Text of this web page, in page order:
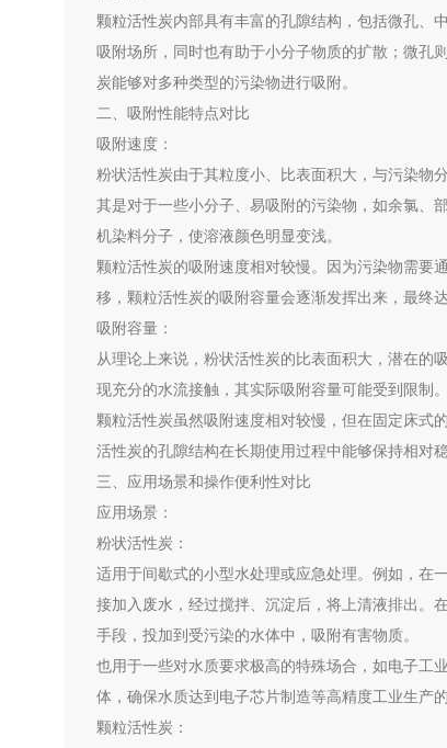
颗粒活性炭内部具有丰富的孔隙结构，包括微孔、
吸附场所，同时也有助于小分子物质的扩散；微孔
炭能够对多种类型的污染物进行吸附。
二、吸附性能特点对比
吸附速度：
粉状活性炭由于其粒度小、比表面积大，与污染物
其是对于一些小分子、易吸附的污染物，如余氯、
机染料分子，使溶液颜色明显变浅。
颗粒活性炭的吸附速度相对较慢。因为污染物需要
移，颗粒活性炭的吸附容量会逐渐发挥出来，最终
吸附容量：
从理论上来说，粉状活性炭的比表面积大，潜在的
现充分的水流接触，其实际吸附容量可能受到限制。
颗粒活性炭虽然吸附速度相对较慢，但在固定床式
活性炭的孔隙结构在长期使用过程中能够保持相对
三、应用场景和操作便利性对比
应用场景：
粉状活性炭：
适用于间歇式的小型水处理或应急处理。例如，在
接加入废水，经过搅拌、沉淀后，将上清液排出。
手段，投加到受污染的水体中，吸附有害物质。
也用于一些对水质要求极高的特殊场合，如电子工
体，确保水质达到电子芯片制造等高精度工业生产的
颗粒活性炭：